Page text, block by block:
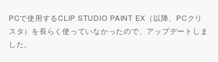
PCで使用するCLIP STUDIO PAINT EX（以降、PCクリ
スタ）を長らく使っていなかったので、アップデートしま
した。